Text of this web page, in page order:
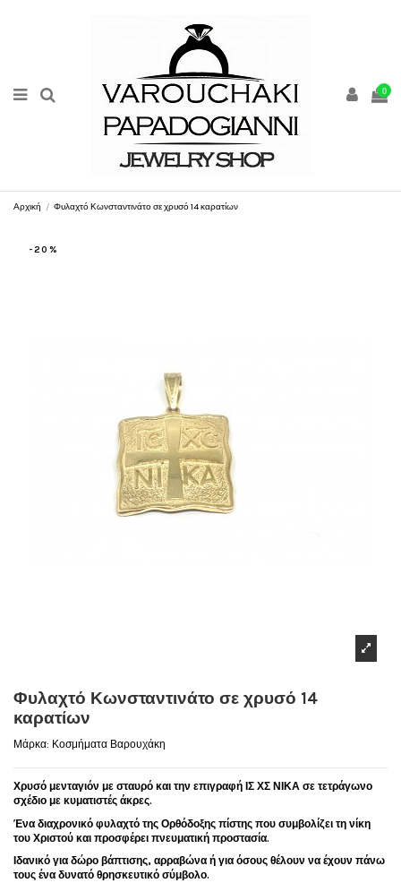
0
Αρχική Φυλαχτό Κωνσταντινάτο σε χρυσό 14 καρατίων
-20%
Φυλαχτό Κωνσταντινάτο σε χρυσό 14
καρατίων
Μάρκα: Κοσμήματα Βαρουχάκη
Χρυσό μενταγιόν με σταυρό και την επιγραφή ΙΣ ΧΣ ΝΙΚΑ σε τετράγωνο
σχέδιο με κυματιστές άκρες.
Ένα διαχρονικό φυλαχτό της Ορθόδοξης πίστης που συμβολίζει τη νίκη
του Χριστού και προσφέρει πνευματική προστασία.
Ιδανικό για δώρο βάπτισης, αρραβώνα ή για όσους θέλουν να έχουν πάνω
τους ένα δυνατό θρησκευτικό σύμβολο.